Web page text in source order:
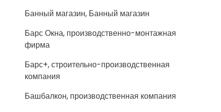
Банный магазин, Банный магазин
Барс Окна, производственно-монтажная
фирма
Барс+, строительно-производственная
компания
Башбалкон, производственная компания